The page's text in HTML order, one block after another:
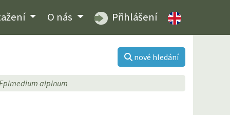
O nás Přihlášení
nové hledání
alpinum